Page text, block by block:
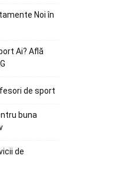
Noi în
Ai? Află
de sport
buna
de